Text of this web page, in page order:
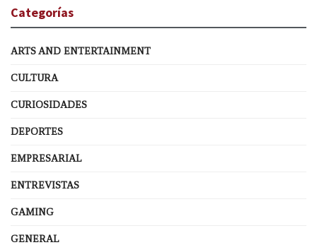
Categorías
ARTS AND ENTERTAINMENT
CULTURA
CURIOSIDADES
DEPORTES
EMPRESARIAL
ENTREVISTAS
GAMING
GENERAL